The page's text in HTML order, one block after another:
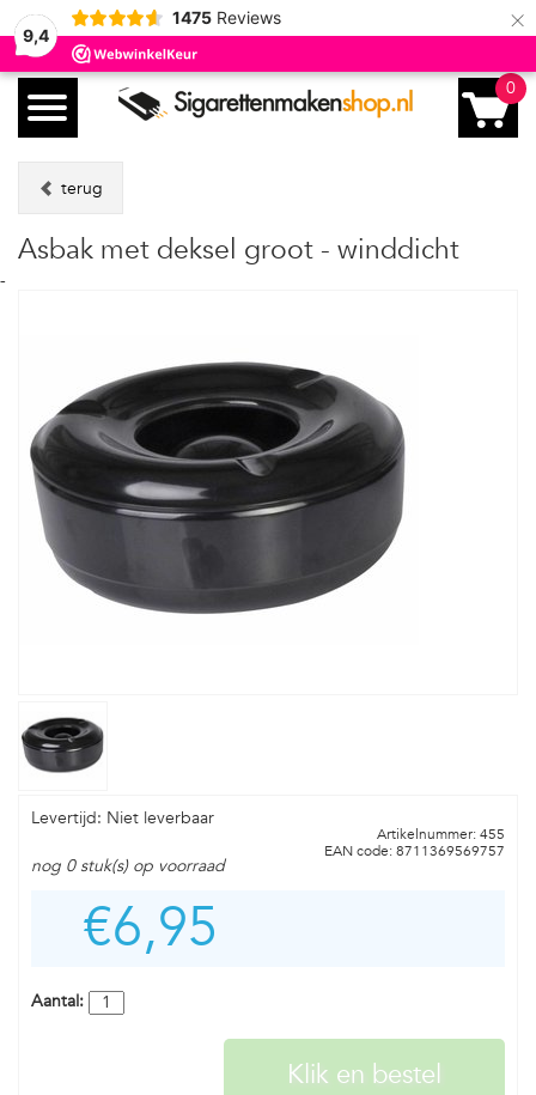
9,4
1475 Reviews ×
0
terug
Asbak met deksel groot - winddicht
-
Levertijd: Niet leverbaar
Artikelnummer: 455
EAN code: 8711369569757
nog 0 stuk(s) op voorraad
€6,95
Aantal: